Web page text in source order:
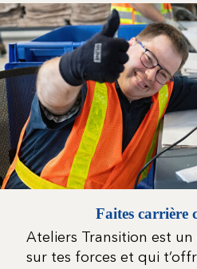
Faites carrière
Ateliers Transition est
sur tes forces et qui